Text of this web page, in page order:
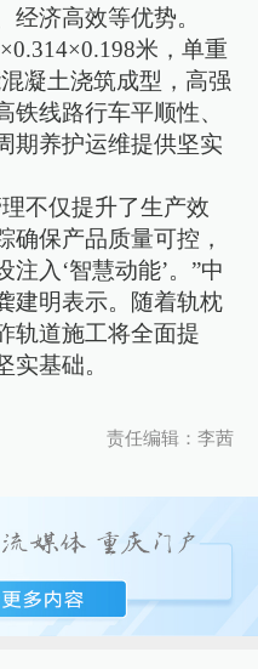
济高效等优势。
米，单重
凝土浇筑成型，高强
铁线路行车平顺性、
期养护运维提供坚实
不仅提升了生产效
确保产品质量可控，
入‘智慧动能’。”中
建明表示。随着轨枕
轨道施工将全面提
实基础。
责任编辑：李茜